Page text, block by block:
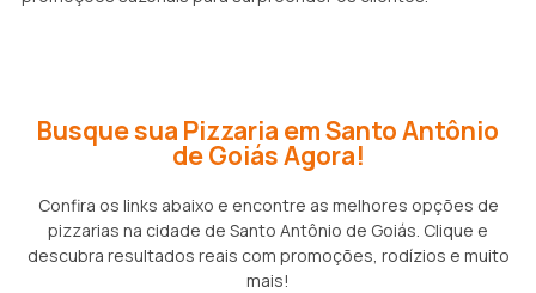
Busque sua Pizzaria em Santo Antônio
de Goiás Agora!
Confira os links abaixo e encontre as melhores opções de
pizzarias na cidade de Santo Antônio de Goiás. Clique e
descubra resultados reais com promoções, rodízios e muito
mais!